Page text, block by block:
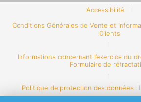
Accessibilité
Conditions Générales de Vente et
Clients
Informations concernant l’exercice du
Formulaire de
Politique de protection des données